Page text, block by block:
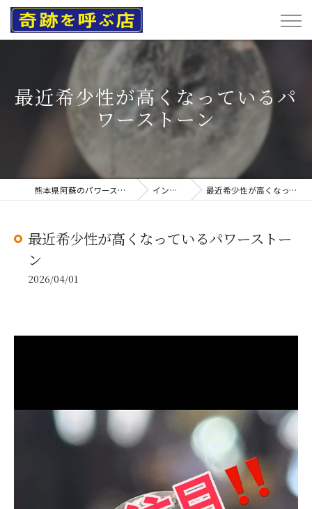
最近希少性が高くなっているパ
ワーストーン
熊本県阿蘇のパワーストーンなら奇跡を呼ぶ店 インスタグラム 最近希少性が高くなっているパワーストーン
最近希少性が高くなっているパワーストー
ン
2026/04/01